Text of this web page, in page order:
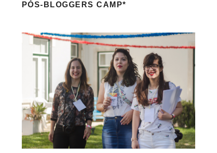
PÓS-BLOGGERS CAMP*